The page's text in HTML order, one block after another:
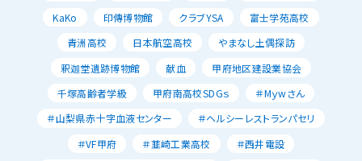
KaKo
印傳博物館 クラブYSA
富士学苑高校
青洲高校
日本航空高校
やまなし土偶探訪
釈迦堂遺跡博物館
献血
甲府地区建設業協会
千塚高齢者学級
甲府南高校SDGｓ
＃Mｙwさん
＃山梨県赤十字血液センター
＃ヘルシーレストランパセリ
＃VF甲府
＃韮崎工業高校
＃西井電設